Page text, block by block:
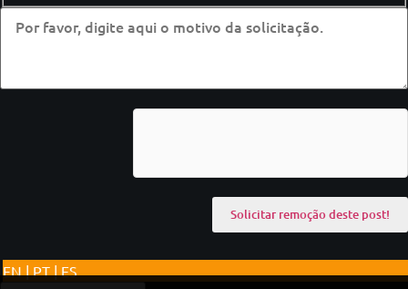
EN | PT | ES